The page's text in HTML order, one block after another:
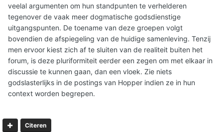
veelal argumenten om hun standpunten te verhelderen
tegenover de vaak meer dogmatische godsdienstige
uitgangspunten. De toename van deze groepen volgt
bovendien de afspiegeling van de huidige samenleving. Tenzij
men ervoor kiest zich af te sluiten van de realiteit buiten het
forum, is deze pluriformiteit eerder een zegen om met elkaar in
discussie te kunnen gaan, dan een vloek. Zie niets
godslasterlijks in de postings van Hopper indien ze in hun
context worden begrepen.
Citeren